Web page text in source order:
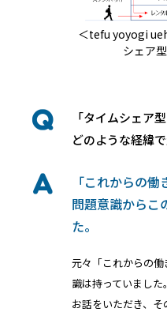
＜tefu yoyogi
シェア
「タイムシェア
どのような経緯
「これからの
問題意識からこ
た。
元々「これからの
識は持っていまし
お話をいただき、